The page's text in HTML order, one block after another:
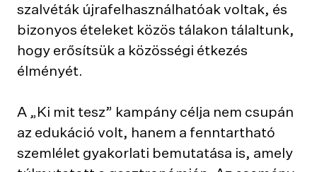
szalvéták újrafelhasználhatóak voltak, és
bizonyos ételeket közös tálakon tálaltunk,
hogy erősítsük a közösségi étkezés
élményét.
A „Ki mit tesz” kampány célja nem csupán
az edukáció volt, hanem a fenntartható
szemlélet gyakorlati bemutatása is, amely